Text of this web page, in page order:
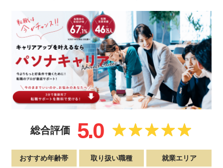
総合評価 5.0
おすすめ年齢帯 取り扱い職種 就業エリア